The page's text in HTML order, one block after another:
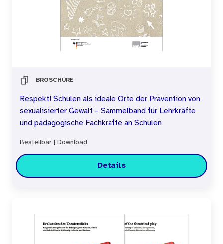
BROSCHÜRE
Respekt! Schulen als ideale Orte der Prävention von
sexualisierter Gewalt – Sammelband für Lehrkräfte
und pädagogische Fachkräfte an Schulen
Bestellbar Download
Details